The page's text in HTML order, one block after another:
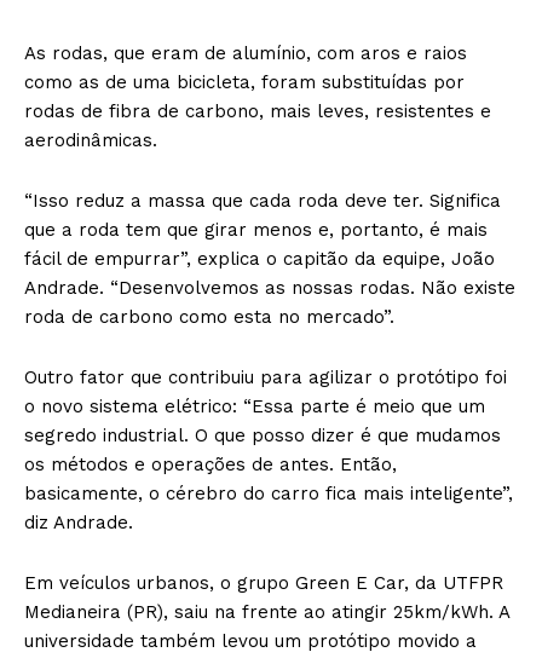
As rodas, que eram de alumínio, com aros e raios
como as de uma bicicleta, foram substituídas por
rodas de fibra de carbono, mais leves, resistentes e
aerodinâmicas.
“Isso reduz a massa que cada roda deve ter. Significa
que a roda tem que girar menos e, portanto, é mais
fácil de empurrar”, explica o capitão da equipe, João
Andrade. “Desenvolvemos as nossas rodas. Não existe
roda de carbono como esta no mercado”.
Outro fator que contribuiu para agilizar o protótipo foi
o novo sistema elétrico: “Essa parte é meio que um
segredo industrial. O que posso dizer é que mudamos
os métodos e operações de antes. Então,
basicamente, o cérebro do carro fica mais inteligente”,
diz Andrade.
Em veículos urbanos, o grupo Green E Car, da UTFPR
Medianeira (PR), saiu na frente ao atingir 25km/kWh. A
universidade também levou um protótipo movido a